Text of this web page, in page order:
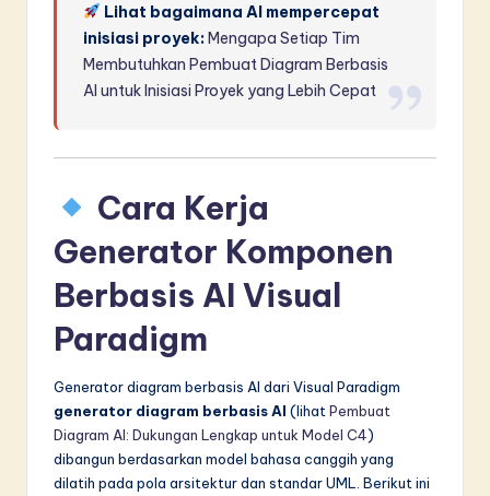
Lihat bagaimana AI mempercepat
inisiasi proyek:Mengapa Setiap Tim
Membutuhkan Pembuat Diagram Berbasis
AI untuk Inisiasi Proyek yang Lebih Cepat
Cara Kerja
Generator Komponen
Berbasis AI Visual
Paradigm
Generator diagram berbasis AI dari Visual Paradigm
generator diagram berbasis AI (lihat Pembuat
Diagram AI: Dukungan Lengkap untuk Model C4)
dibangun berdasarkan model bahasa canggih yang
dilatih pada pola arsitektur dan standar UML. Berikut ini